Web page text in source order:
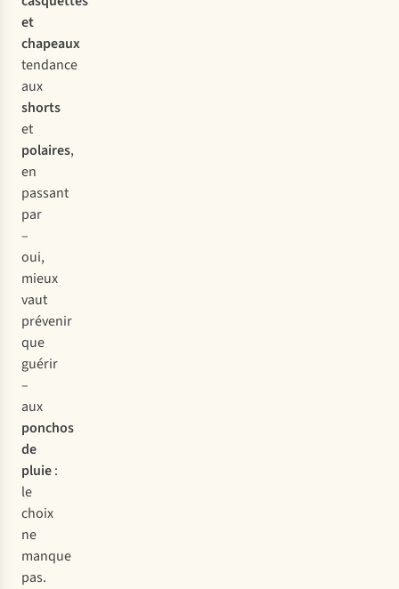
et
chapeaux
tendance
aux
shorts
et
polaires,
en
passant
par
–
oui,
mieux
vaut
prévenir
que
guérir
–
aux
ponchos
de
pluie:
le
choix
ne
manque
pas.